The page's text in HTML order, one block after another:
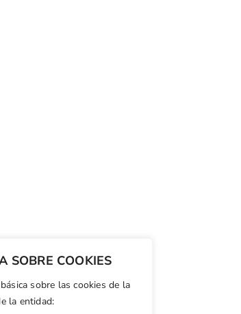
SOBRE COOKIES
sobre las cookies de la
la entidad: